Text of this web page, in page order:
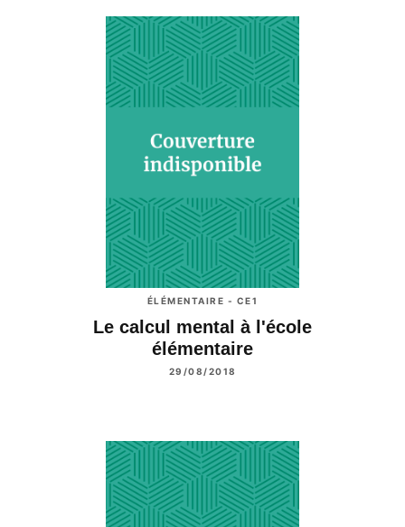
ÉLÉMENTAIRE - CE1
Le calcul mental à l'école
élémentaire
29/08/2018